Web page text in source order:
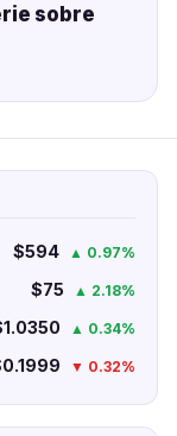
sobre
$594 ▲ 0.97%
$75 ▲ 2.18%
▲ 0.34%
▼ 0.32%